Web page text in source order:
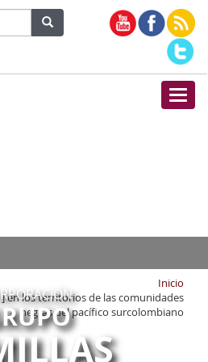
Inicio
en los territorios de las comunidades
negras del pacífico surcolombiano